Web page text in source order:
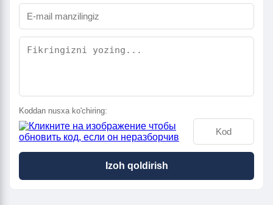
Koddan nusxa ko'chiring:
Izoh qoldirish